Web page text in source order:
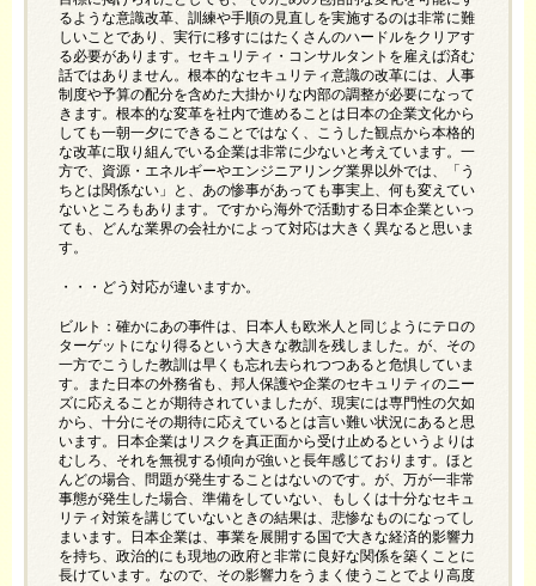
るような意識改革、訓練や手順の見直しを実施するのは非常に難
しいことであり、実行に移すにはたくさんのハードルをクリアす
る必要があります。セキュリティ・コンサルタントを雇えば済む
話ではありません。根本的なセキュリティ意識の改革には、人事
制度や予算の配分を含めた大掛かりな内部の調整が必要になって
きます。根本的な変革を社内で進めることは日本の企業文化から
しても一朝一夕にできることではなく、こうした観点から本格的
な改革に取り組んでいる企業は非常に少ないと考えています。一
方で、資源・エネルギーやエンジニアリング業界以外では、「う
ちとは関係ない」と、あの惨事があっても事実上、何も変えてい
ないところもあります。ですから海外で活動する日本企業といっ
ても、どんな業界の会社かによって対応は大きく異なると思いま
す。
・・・どう対応が違いますか。
ビルト：確かにあの事件は、日本人も欧米人と同じようにテロの
ターゲットになり得るという大きな教訓を残しました。が、その
一方でこうした教訓は早くも忘れ去られつつあると危惧していま
す。また日本の外務省も、邦人保護や企業のセキュリティのニー
ズに応えることが期待されていましたが、現実には専門性の欠如
から、十分にその期待に応えているとは言い難い状況にあると思
います。日本企業はリスクを真正面から受け止めるというよりは
むしろ、それを無視する傾向が強いと長年感じております。ほと
んどの場合、問題が発生することはないのです。が、万が一非常
事態が発生した場合、準備をしていない、もしくは十分なセキュ
リティ対策を講じていないときの結果は、悲惨なものになってし
まいます。日本企業は、事業を展開する国で大きな経済的影響力
を持ち、政治的にも現地の政府と非常に良好な関係を築くことに
長けています。なので、その影響力をうまく使うことでより高度